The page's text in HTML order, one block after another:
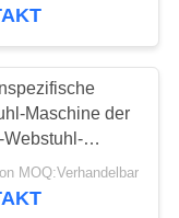
118
Maschine der
Webstuhl-
Muller zerteilt
179335374
MOQ:Verhandelbar